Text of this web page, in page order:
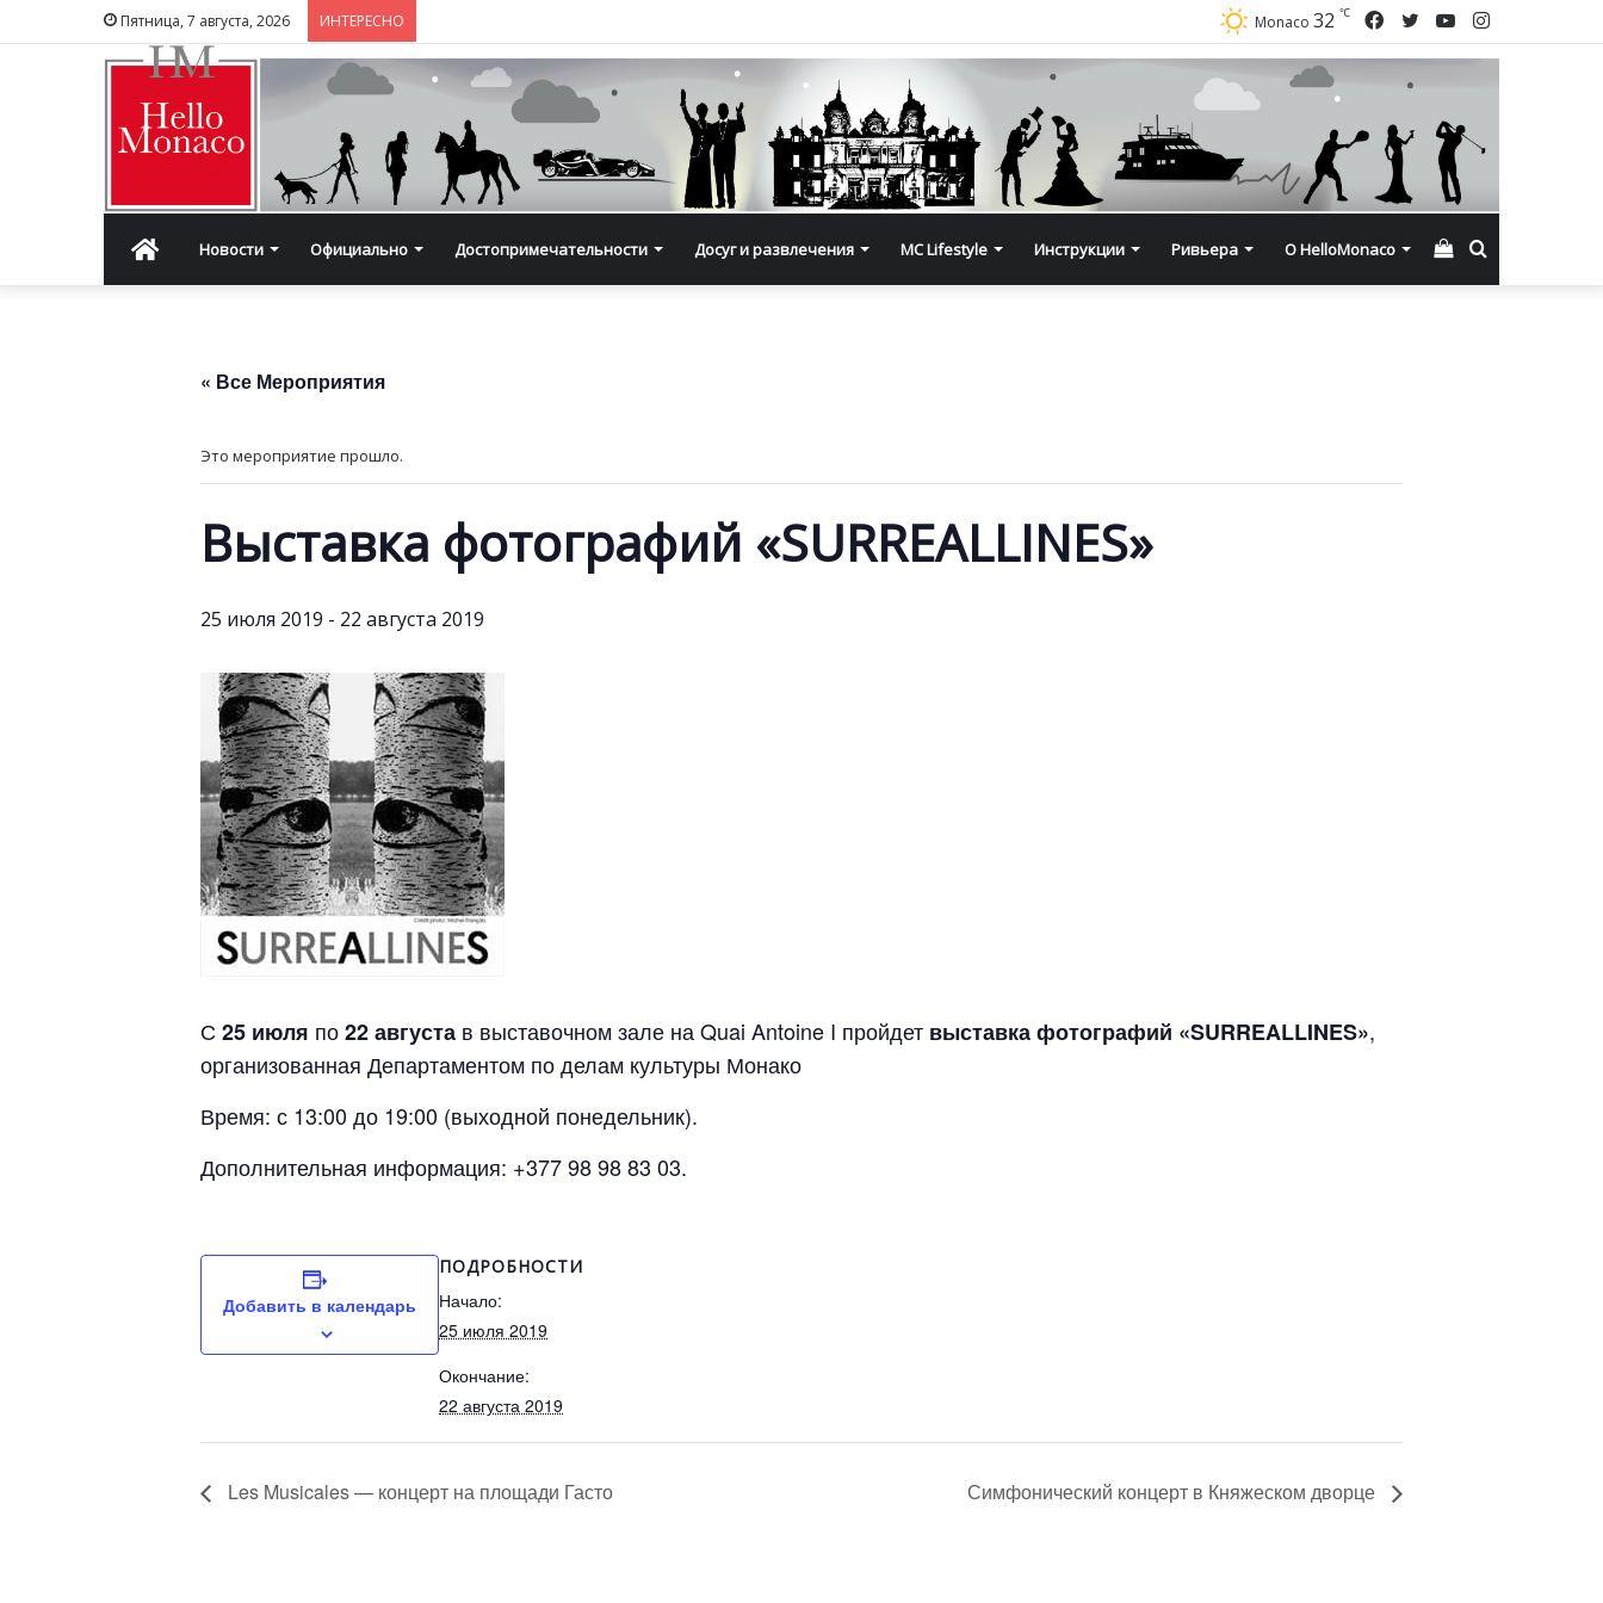
Пятница, 7 августа, 2026 ИНТЕРЕСНО Instagram
YouTube
Twitter
Facebook
Monaco 32 ℃
ГлавнаяНовости Официально Достопримечательности Досуг и развлечения MC Lifestyle Инструкции Ривьера О HelloMonaco Смотреть
« Все Мероприятия
Это мероприятие прошло.
Выставка фотографий «SURREALLINES»
25 июля 2019 - 22 августа 2019
С 25 июля по22 августа в выставочном зале на Quai Antoine I пройдет выставка фотографий «SURREALLINES»,
организованная Департаментом по делам культуры Монако
Время: с 13:00 до 19:00 (выходной понедельник).
Дополнительная информация: +377 98 98 83 03.
Добавить в календарь
ПОДРОБНОСТИ
Начало:
25 июля 2019
Окончание:
22 августа 2019
Les Musicales — концерт на площади Гасто Симфонический концерт в Княжеском дворце